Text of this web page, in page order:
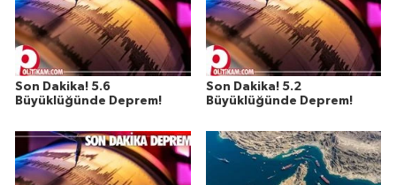
Son Dakika! 5.6
Büyüklüğünde Deprem!
Son Dakika! 5.2
Büyüklüğünde Deprem!